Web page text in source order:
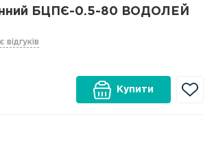
БЦПЄ-0.5-80 ВОДОЛЕЙ
відгуків
Купити